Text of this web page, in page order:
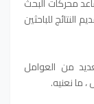
للباحثين
من العوامل
ما نعنيه.